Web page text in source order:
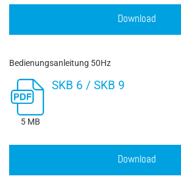
Download
Bedienungsanleitung 50Hz
5 MB
SKB 6 / SKB 9
Download